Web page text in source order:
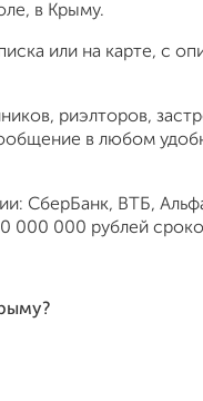
в Крыму.
или на карте, с
риэлторов,
в любом
СберБанк, ВТБ,
000 000 рублей